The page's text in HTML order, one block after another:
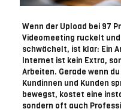
Wenn der Upload bei 97
Videomeeting ruckelt
schwächelt, ist klar: Ein
Internet ist kein Extra,
Arbeiten. Gerade wenn
Kundinnen und Kunden
bewegst, kostet eine
sondern oft auch